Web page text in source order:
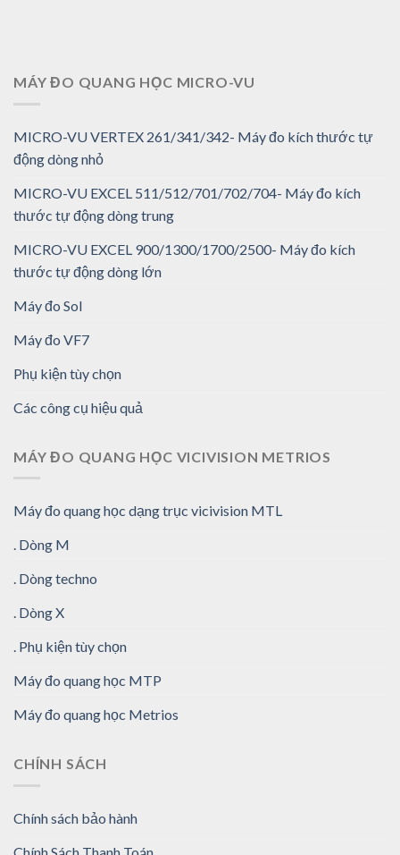
MÁY ĐO QUANG HỌC MICRO-VU
MICRO-VU VERTEX 261/341/342- Máy đo kích thước tự
động dòng nhỏ
MICRO-VU EXCEL 511/512/701/702/704- Máy đo kích
thước tự động dòng trung
MICRO-VU EXCEL 900/1300/1700/2500- Máy đo kích
thước tự động dòng lớn
Máy đo Sol
Máy đo VF7
Phụ kiện tùy chọn
Các công cụ hiệu quả
MÁY ĐO QUANG HỌC VICIVISION METRIOS
Máy đo quang học dạng trục vicivision MTL
. Dòng M
. Dòng techno
. Dòng X
. Phụ kiện tùy chọn
Máy đo quang học MTP
Máy đo quang học Metrios
CHÍNH SÁCH
Chính sách bảo hành